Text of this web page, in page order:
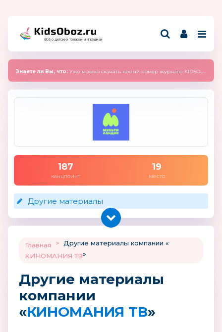
Всё о детских товарах и игрушках
Знаете ли Вы, что: Уже можно скачать новый номер журнала KIDSOBOZ 2025 (сентябрь)
187
канцпоинт
19
место
Другие материалы
Главная >
Другие материалы компании «
КИНОМАНИЯ ТВ»
Другие материалы
компании
«КИНОМАНИЯ ТВ»